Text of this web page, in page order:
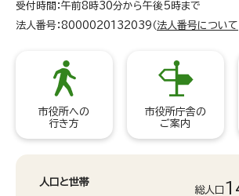
受付時間：午前8時30分から午後5時まで
法人番号：8000020132039（ 法人番号について
市役所への
行き方
市役所庁舎の
ご案内
人口と世帯
総人口